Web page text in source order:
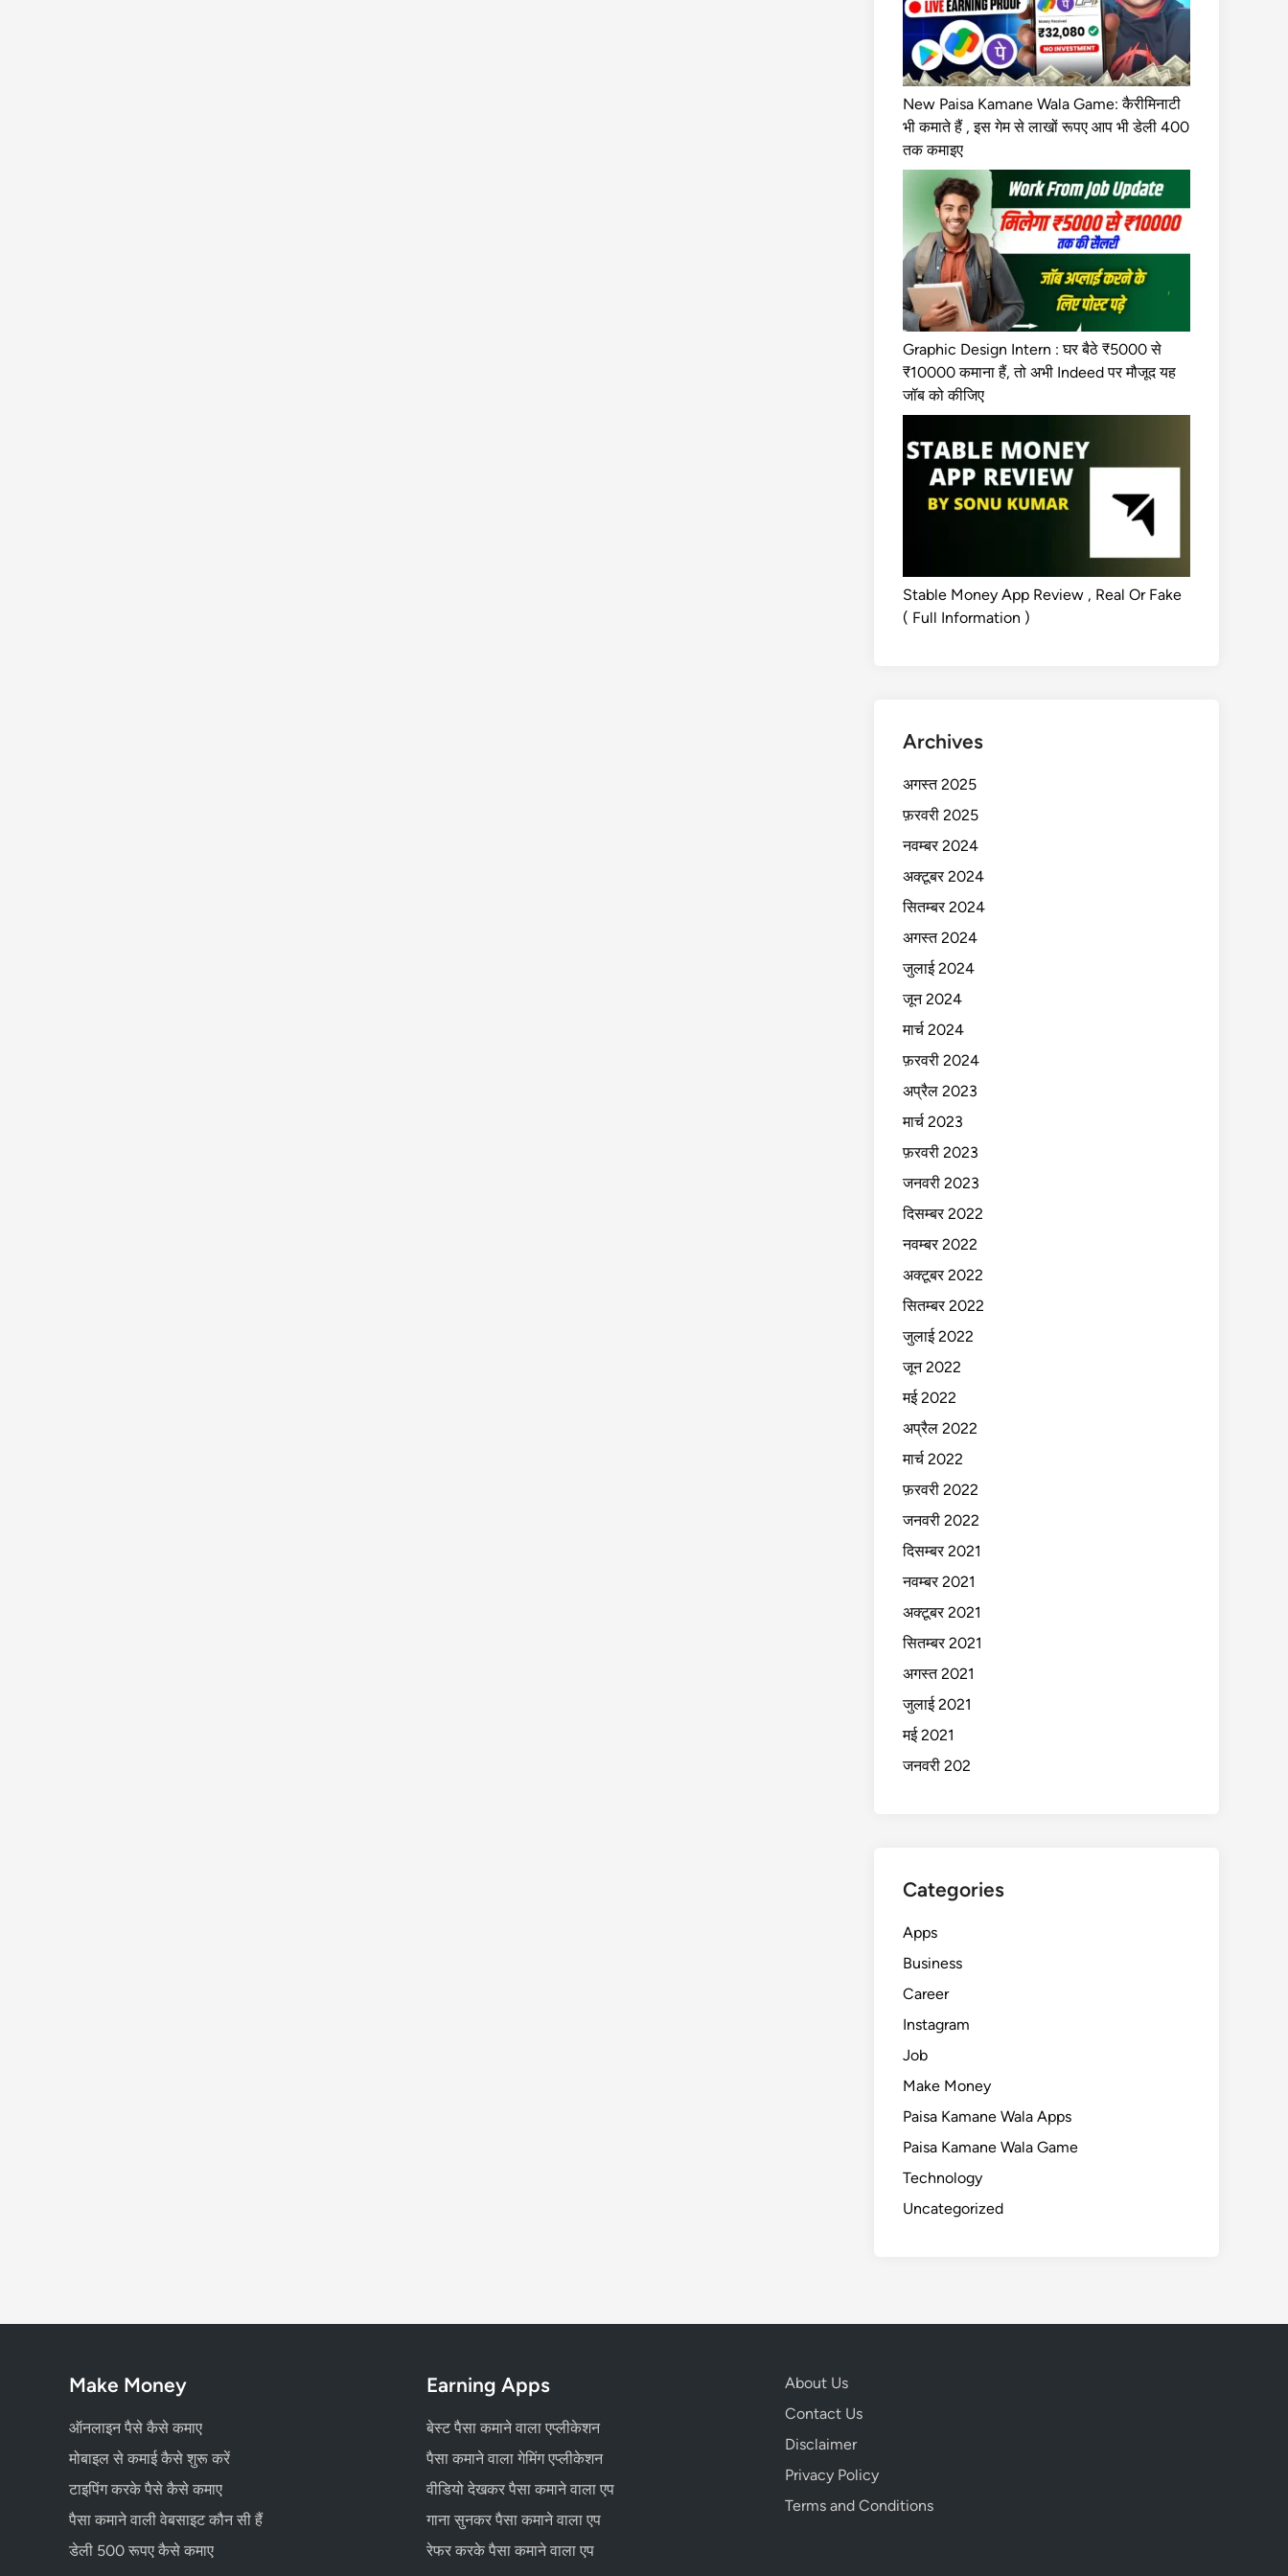
New Paisa Kamane Wala Game: कैरीमिनाटी
भी कमाते हैं , इस गेम से लाखों रूपए आप भी डेली 400
तक कमाइए
Graphic Design Intern : घर बैठे ₹5000 से
₹10000 कमाना हैं, तो अभी Indeed पर मौजूद यह
जॉब को कीजिए
Stable Money App Review , Real Or Fake
( Full Information )
Archives
अगस्त 2025
फ़रवरी 2025
नवम्बर 2024
अक्टूबर 2024
सितम्बर 2024
अगस्त 2024
जुलाई 2024
जून 2024
मार्च 2024
फ़रवरी 2024
अप्रैल 2023
मार्च 2023
फ़रवरी 2023
जनवरी 2023
दिसम्बर 2022
नवम्बर 2022
अक्टूबर 2022
सितम्बर 2022
जुलाई 2022
जून 2022
मई 2022
अप्रैल 2022
मार्च 2022
फ़रवरी 2022
जनवरी 2022
दिसम्बर 2021
नवम्बर 2021
अक्टूबर 2021
सितम्बर 2021
अगस्त 2021
जुलाई 2021
मई 2021
जनवरी 202
Categories
Apps
Business
Career
Instagram
Job
Make Money
Paisa Kamane Wala Apps
Paisa Kamane Wala Game
Technology
Uncategorized
Make Money
ऑनलाइन पैसे कैसे कमाए
मोबाइल से कमाई कैसे शुरू करें
टाइपिंग करके पैसे कैसे कमाए
पैसा कमाने वाली वेबसाइट कौन सी हैं
डेली 500 रूपए कैसे कमाए
Earning Apps
बेस्ट पैसा कमाने वाला एप्लीकेशन
पैसा कमाने वाला गेमिंग एप्लीकेशन
वीडियो देखकर पैसा कमाने वाला एप
गाना सुनकर पैसा कमाने वाला एप
रेफर करके पैसा कमाने वाला एप
About Us
Contact Us
Disclaimer
Privacy Policy
Terms and Conditions